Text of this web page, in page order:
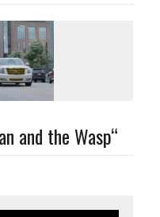
and the Wasp“